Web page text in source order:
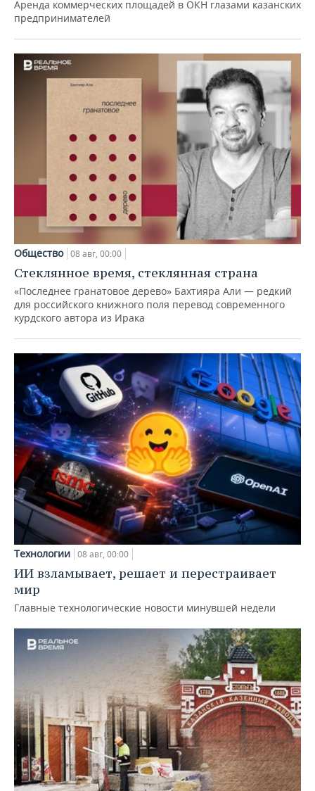
Аренда коммерческих площадей в ОКН глазами казанских
предпринимателей
Общество 08 авг, 00:00
Стеклянное время, стеклянная страна
«Последнее гранатовое дерево» Бахтияра Али — редкий
для российского книжного поля перевод современного
курдского автора из Ирака
Технологии 08 авг, 00:00
ИИ взламывает, решает и перестраивает
мир
Главные технологические новости минувшей недели